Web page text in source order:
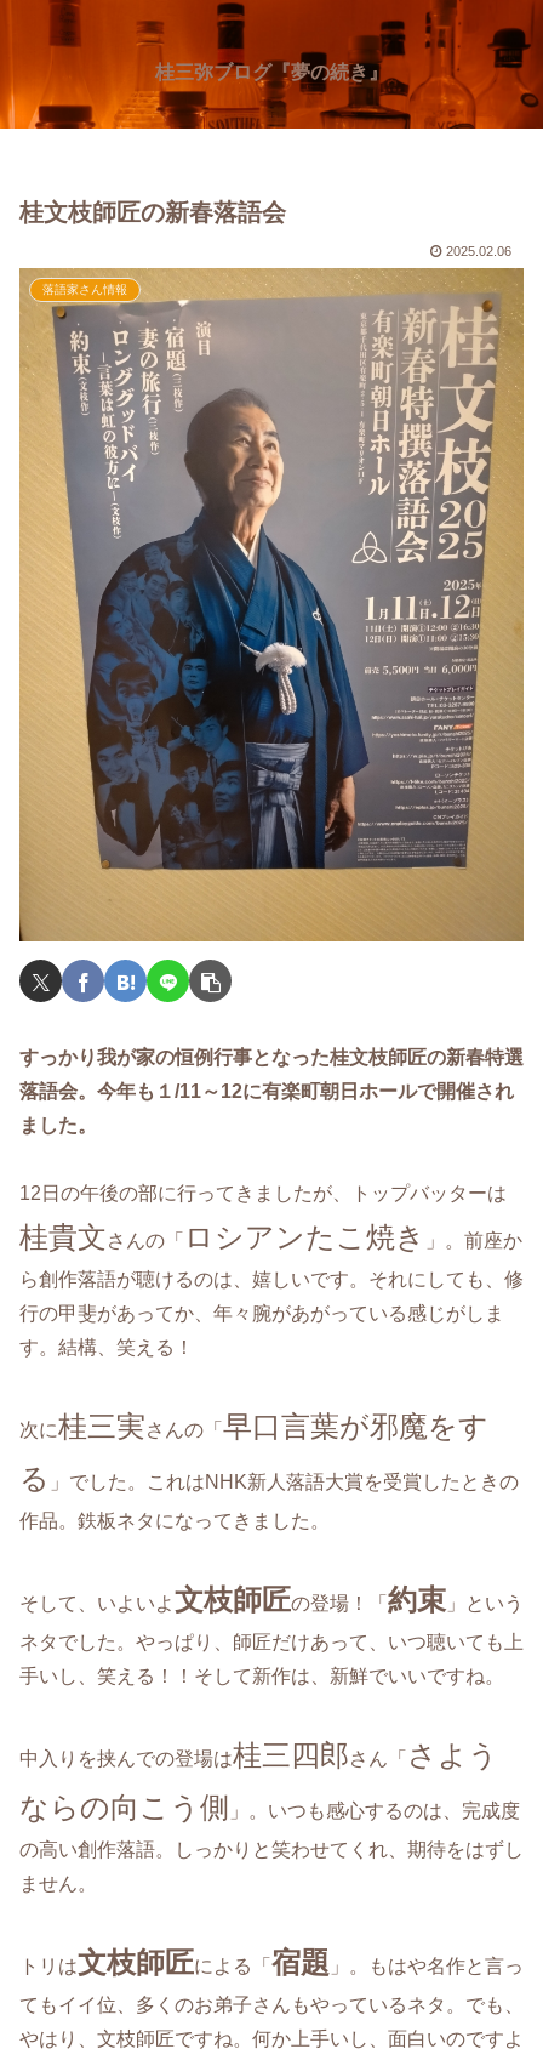
桂三弥ブログ『夢の続き』
桂文枝師匠の新春落語会
2025.02.06
落語家さん情報
すっかり我が家の恒例行事となった桂文枝師匠の新春特選
落語会。今年も１/11～12に有楽町朝日ホールで開催され
ました。
12日の午後の部に行ってきましたが、トップバッターは
桂貴文さんの「 ロシアンたこ焼き
」。前座か
ら創作落語が聴けるのは、嬉しいです。それにしても、修
行の甲斐があってか、年々腕があがっている感じがしま
す。結構、笑える！
次に桂三実さんの「 早口言葉が邪魔をす
る 」でした。これはNHK新人落語大賞を受賞したときの
作品。鉄板ネタになってきました。
そして、いよいよ文枝師匠の登場！「 約束 」という
ネタでした。やっぱり、師匠だけあって、いつ聴いても上
手いし、笑える！！そして新作は、新鮮でいいですね。
中入りを挟んでの登場は桂三四郎さん「 さよう
ならの向こう側 」。いつも感心するのは、完成度
の高い創作落語。しっかりと笑わせてくれ、期待をはずし
ません。
トリは文枝師匠による「 宿題 」。もはや名作と言っ
てもイイ位、多くのお弟子さんもやっているネタ。でも、
やはり、文枝師匠ですね。何か上手いし、面白いのですよ